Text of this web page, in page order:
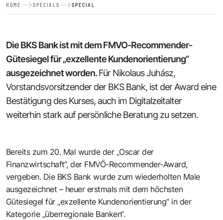
HOME SPECIALS SPECIAL
Die BKS Bank ist mit dem FMVO-Recommender-
Gütesiegel für „exzellente Kundenorientierung“
ausgezeichnet worden.Für Nikolaus Juhász,
Vorstandsvorsitzender der BKS Bank, ist der Award eine
Bestätigung des Kurses, auch im Digitalzeitalter
weiterhin stark auf persönliche Beratung zu setzen.
Bereits zum 20. Mal wurde der „Oscar der
Finanzwirtschaft“, der FMVÖ-Recommender-Award,
vergeben. Die BKS Bank wurde zum wiederholten Male
ausgezeichnet – heuer erstmals mit dem höchsten
Gütesiegel für „exzellente Kundenorientierung“ in der
Kategorie „überregionale Banken“.